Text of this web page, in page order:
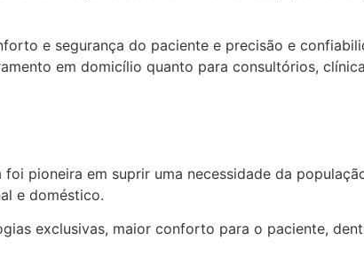
e segurança do paciente e precisão e
em domicílio quanto para consultórios,
pioneira em suprir uma necessidade da
e doméstico.
exclusivas, maior conforto para o paciente,